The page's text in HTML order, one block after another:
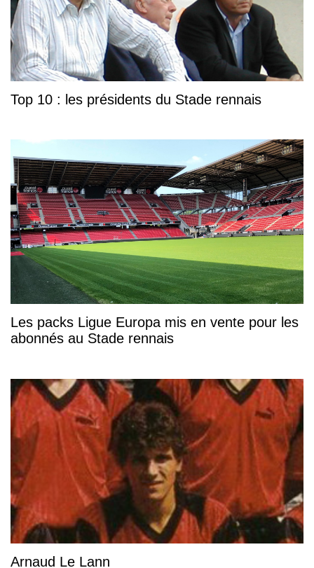
Top 10 : les présidents du Stade rennais
Les packs Ligue Europa mis en vente pour les
abonnés au Stade rennais
Arnaud Le Lann